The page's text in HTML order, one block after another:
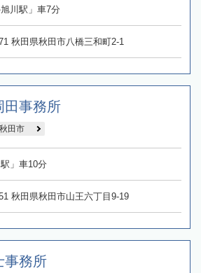
川駅」車7分
秋田県秋田市八橋三和町2-1
田事務所
秋田市
」車10分
秋田県秋田市山王六丁目9-19
事務所